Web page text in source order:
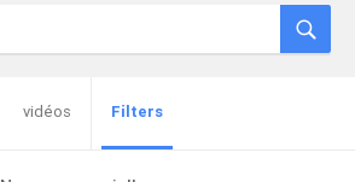
vidéos Filters